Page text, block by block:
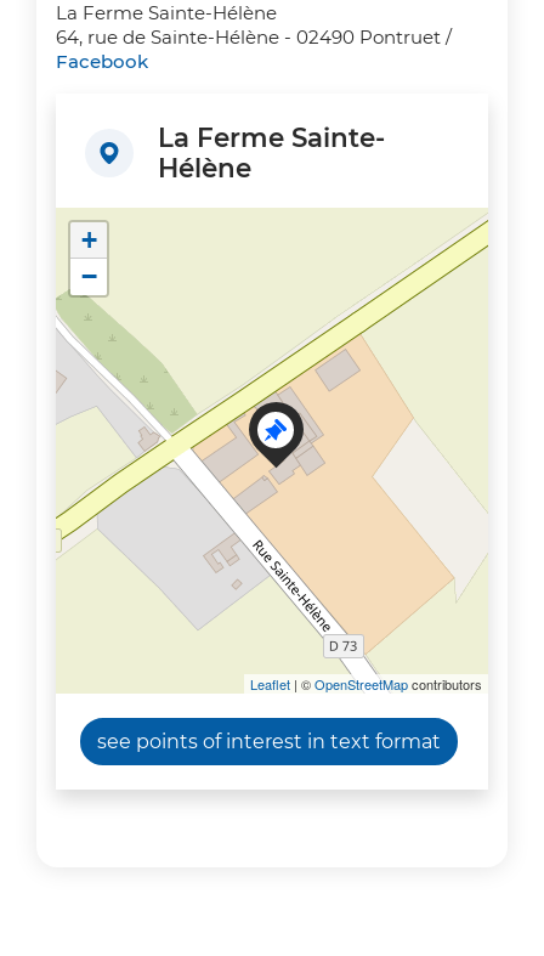
La Ferme Sainte-Hélène
64, rue de Sainte-Hélène - 02490 Pontruet /
Facebook
La Ferme Sainte-
Hélène
+
−
Leaflet | ©OpenStreetMapcontributors
see points of interest in text format